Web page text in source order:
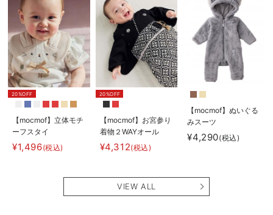
20%OFF
【mocmof】立体モチ
ーフスタイ
¥1,496(税込)
20%OFF
【mocmof】お宮参り
着物２WAYオール
¥4,312(税込)
【mocmof】ぬいぐる
みスーツ
¥4,290(税込)
VIEW ALL